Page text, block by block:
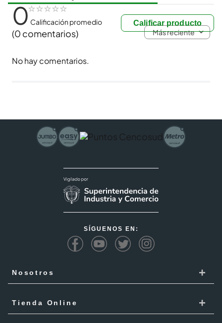
Calificar producto
☆☆☆☆☆
0Calificación promedio
(0 comentarios) Más reciente
No hay comentarios.
SÍGUENOS EN:
Nosotros +
Responsabilidad Social
Tienda Online +